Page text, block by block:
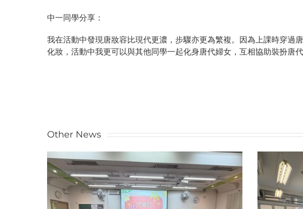
中一同學分享：
我在活動中發現唐妝容比現代更濃，步驟亦更為繁複。因為上課時穿過
化妝，活動中我更可以與其他同學一起化身唐代婦女，互相協助裝扮唐
Other News